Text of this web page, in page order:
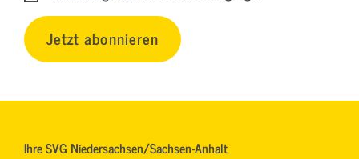
Jetzt abonnieren
Ihre SVG Niedersachsen/Sachsen-Anhalt